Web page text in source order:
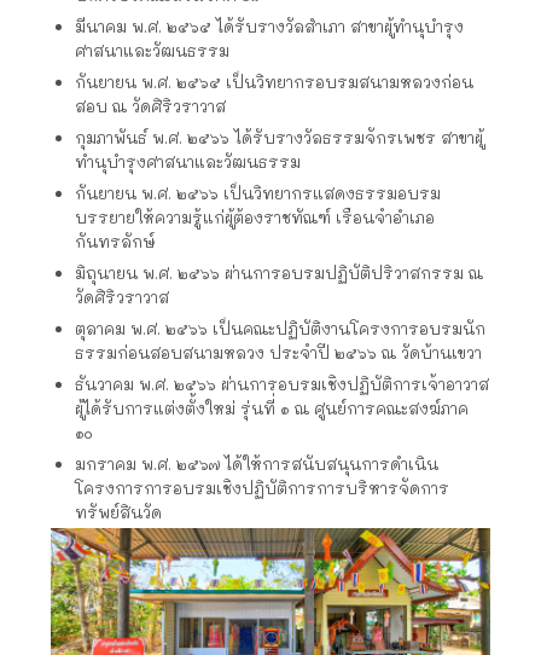
มีนาคม พ.ศ. ๒๕๖๕ ได้รับรางวัลสำเภา สาขาผู้ทำนุบำรุง
ศาสนาและวัฒนธรรม
กันยายน พ.ศ. ๒๕๖๕ เป็นวิทยากรอบรมสนามหลวงก่อน
สอบ ณ วัดศิริวราวาส
กุมภาพันธ์ พ.ศ. ๒๕๖๖ ได้รับรางวัลธรรมจักรเพชร สาขาผู้
ทำนุบำรุงศาสนาและวัฒนธรรม
กันยายน พ.ศ. ๒๕๖๖ เป็นวิทยากรแสดงธรรมอบรม
บรรยายให้ความรู้แก่ผู้ต้องราชทัณฑ์ เรือนจำอำเภอ
กันทรลักษ์
มิถุนายน พ.ศ. ๒๕๖๖ ผ่านการอบรมปฏิบัติปริวาสกรรม ณ
วัดศิริวราวาส
ตุลาคม พ.ศ. ๒๕๖๖ เป็นคณะปฏิบัติงานโครงการอบรมนัก
ธรรมก่อนสอบสนามหลวง ประจำปี ๒๕๖๖ ณ วัดบ้านเขวา
ธันวาคม พ.ศ. ๒๕๖๖ ผ่านการอบรมเชิงปฏิบัติการเจ้าอาวาส
ผู้ได้รับการแต่งตั้งใหม่ รุ่นที่ ๑ ณ ศูนย์การคณะสงฆ์ภาค
๑๐
มกราคม พ.ศ. ๒๕๖๗ ได้ให้การสนับสนุนการดำเนิน
โครงการการอบรมเชิงปฏิบัติการการบริหารจัดการ
ทรัพย์สินวัด